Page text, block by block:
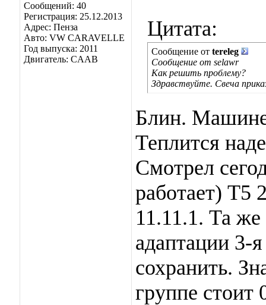
Сообщений: 40
Регистрация: 25.12.2013
Адрес: Пенза
Авто: VW CARAVELLE
Год выпуска: 2011
Двигатель: CAAB
Цитата:
Сообщение от tereleg
Сообщение от selawr
Как решить проблему?
Здравствуйте. Свеча
Блин. Машине
Теплится
Смотрел
работает) T5
11.11.1. Та
адаптации
сохранить.
группе